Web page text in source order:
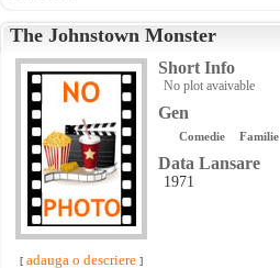
The Johnstown Monster
[ adauga o descriere ]
Short Info
No plot avaivable
Gen
Comedie Familie
Data Lansare
1971